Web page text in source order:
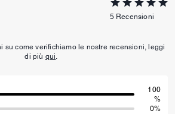
5 Recensioni
su come verifichiamo le nostre recensioni, leggi
di più qui
100
%
0%